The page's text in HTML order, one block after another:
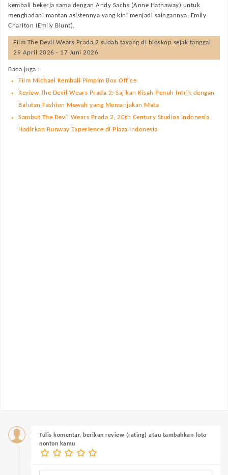
kembali bekerja sama dengan Andy Sachs (Anne Hathaway) untuk
menghadapi mantan asistennya yang kini menjadi saingannya: Emily
Charlton (Emily Blunt).
Film The Devil Wears Prada 2 sudah tayang di bioskop sejak tanggal
29 April 2026 - 17 Juni 2026
Baca juga :
Film Michael Kembali Pimpim Box Office
Review The Devil Wears Prada 2: Sajikan Kisah Penuh Intrik dengan
Balutan Fashion Mewah yang Memanjakan Mata
Sambut The Devil Wears Prada 2, 20th Century Studios Indonesia
Hadirkan Runway Experience di Plaza Indonesia
Tulis komentar, berikan review (rating) atau tambahkan foto
nonton kamu